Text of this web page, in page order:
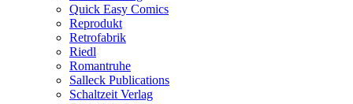
Quick Easy Comics
Reprodukt
Retrofabrik
Riedl
Romantruhe
Salleck Publications
Schaltzeit Verlag